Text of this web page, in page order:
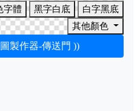
字體 黑字白底
白字黑底
其他顏色
製作器-傳送門 ))